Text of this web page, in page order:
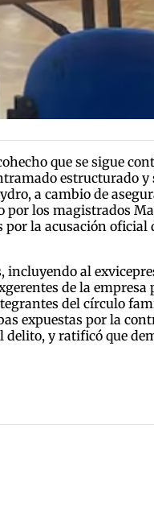
que se sigue
estructurado y
a cambio de
los magistrados
la acusación oficial
al
de la empresa
del círculo
expuestas por la
y ratificó que